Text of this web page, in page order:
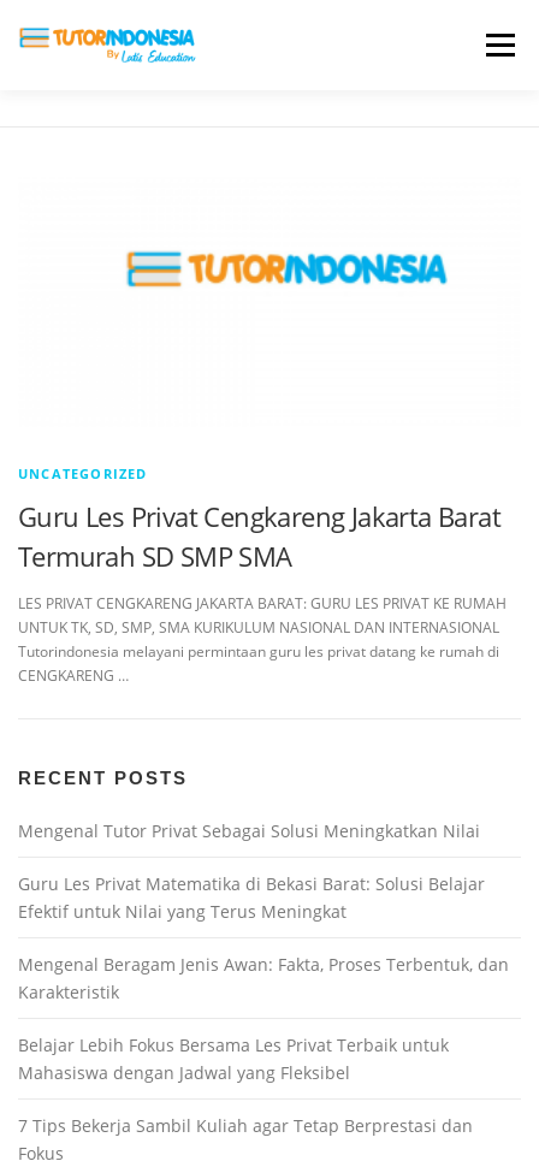
Menu
UNCATEGORIZED
Guru Les Privat Cengkareng Jakarta Barat
Termurah SD SMP SMA
LES PRIVAT CENGKARENG JAKARTA BARAT: GURU LES PRIVAT KE RUMAH
UNTUK TK, SD, SMP, SMA KURIKULUM NASIONAL DAN INTERNASIONAL
Tutorindonesia melayani permintaan guru les privat datang ke rumah di
CENGKARENG …
RECENT POSTS
Mengenal Tutor Privat Sebagai Solusi Meningkatkan Nilai
Guru Les Privat Matematika di Bekasi Barat: Solusi Belajar
Efektif untuk Nilai yang Terus Meningkat
Mengenal Beragam Jenis Awan: Fakta, Proses Terbentuk, dan
Karakteristik
Belajar Lebih Fokus Bersama Les Privat Terbaik untuk
Mahasiswa dengan Jadwal yang Fleksibel
7 Tips Bekerja Sambil Kuliah agar Tetap Berprestasi dan
Fokus